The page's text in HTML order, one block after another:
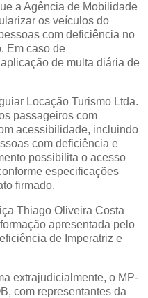
a Agência de Mobilidade
os veículos do
com deficiência no
Em caso de
de multa diária de
Locação Turismo Ltda.
passageiros com
acessibilidade, incluindo
com deficiência e
possibilita o acesso
especificações
firmado.
Thiago Oliveira Costa
apresentada pelo
de Imperatriz e
extrajudicialmente, o MP-
com representantes da